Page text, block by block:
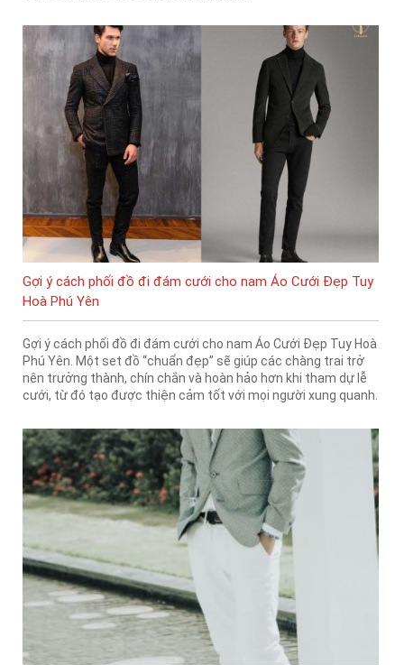
Gợi ý cách phối đồ đi đám cưới cho nam Áo Cưới Đẹp Tuy
Hoà Phú Yên
Gợi ý cách phối đồ đi đám cưới cho nam Áo Cưới Đẹp Tuy Hoà
Phú Yên. Một set đồ “chuẩn đẹp” sẽ giúp các chàng trai trở
nên trưởng thành, chín chắn và hoàn hảo hơn khi tham dự lễ
cưới, từ đó tạo được thiện cảm tốt với mọi người xung quanh.